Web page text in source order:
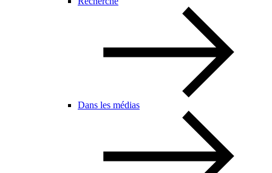
Dans les médias